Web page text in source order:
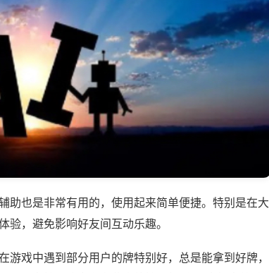
助也是非常有用的，使用起来简单便捷。特别是在大
验，避免影响好友间互动乐趣。
戏中遇到部分用户的牌特别好，总是能拿到好牌，